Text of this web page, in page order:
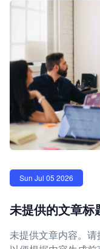
Sun Jul 05 2026
未提供的文章标
未提供文章内容。请